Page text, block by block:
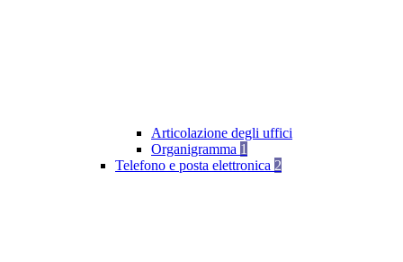
Articolazione degli uffici
Organigramma 1
Telefono e posta elettronica 2